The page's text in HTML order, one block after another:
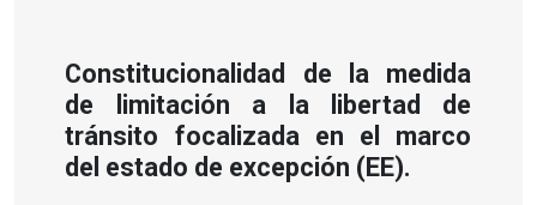
Constitucionalidad de la medida
de limitación a la libertad de
tránsito focalizada en el marco
del estado de excepción (EE).